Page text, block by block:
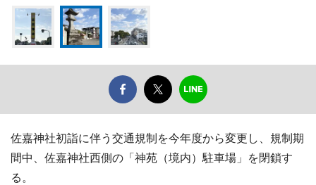
佐嘉神社初詣に伴う交通規制を今年度から変更し、規制期
間中、佐嘉神社西側の「神苑（境内）駐車場」を閉鎖す
る。